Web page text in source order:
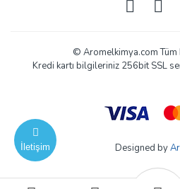
İletişim
© Aromelkimya.com Tüm
Kredi kartı bilgileriniz 256bit SSL
Designed by